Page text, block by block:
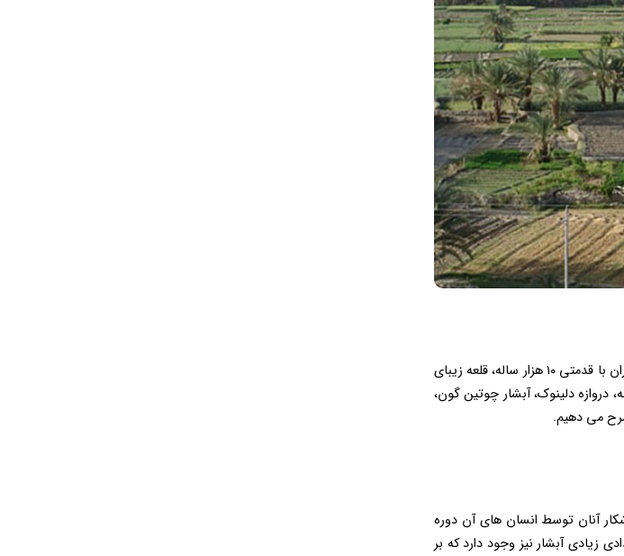
در این دهستان تعداد زیادی جاذبه گردشگری وجود دارد که از میان آنها می توان به دره نگاران با قدمتی ۱۰ هزار ساله، قلعه زیبای
دروازه دلینوک، آبشار چوتین گون،
شرح می دهیم.
آنان توسط انسان های آن دوره
زیادی آبشار نیز وجود دارد که بر